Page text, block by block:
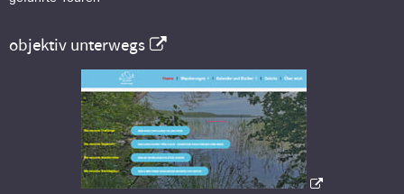
objektiv unterwegs